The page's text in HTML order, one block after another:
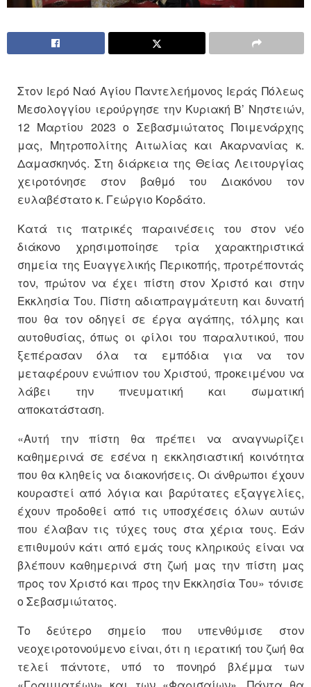
Στον Ιερό Ναό Αγίου Παντελεήμονος Ιεράς Πόλεως
Μεσολογγίου ιερούργησε την Κυριακή Β’ Νηστειών,
12 Μαρτίου 2023 ο Σεβασμιώτατος Ποιμενάρχης
μας, Μητροπολίτης Αιτωλίας και Ακαρνανίας κ.
Δαμασκηνός. Στη διάρκεια της Θείας Λειτουργίας
χειροτόνησε στον βαθμό του Διακόνου τον
ευλαβέστατο κ. Γεώργιο Κορδάτο.
Κατά τις πατρικές παραινέσεις του στον νέο
διάκονο χρησιμοποίησε τρία χαρακτηριστικά
σημεία της Ευαγγελικής Περικοπής, προτρέποντάς
τον, πρώτον να έχει πίστη στον Χριστό και στην
Εκκλησία Του. Πίστη αδιαπραγμάτευτη και δυνατή
που θα τον οδηγεί σε έργα αγάπης, τόλμης και
αυτοθυσίας, όπως οι φίλοι του παραλυτικού, που
ξεπέρασαν όλα τα εμπόδια για να τον
μεταφέρουν ενώπιον του Χριστού, προκειμένου να
λάβει την πνευματική και σωματική
αποκατάσταση.
«Αυτή την πίστη θα πρέπει να αναγνωρίζει
καθημερινά σε εσένα η εκκλησιαστική κοινότητα
που θα κληθείς να διακονήσεις. Οι άνθρωποι έχουν
κουραστεί από λόγια και βαρύτατες εξαγγελίες,
έχουν προδοθεί από τις υποσχέσεις όλων αυτών
που έλαβαν τις τύχες τους στα χέρια τους. Εάν
επιθυμούν κάτι από εμάς τους κληρικούς είναι να
βλέπουν καθημερινά στη ζωή μας την πίστη μας
προς τον Χριστό και προς την Εκκλησία Του» τόνισε
ο Σεβασμιώτατος.
Το δεύτερο σημείο που υπενθύμισε στον
νεοχειροτονούμενο είναι, ότι η ιερατική του ζωή θα
τελεί πάντοτε, υπό το πονηρό βλέμμα των